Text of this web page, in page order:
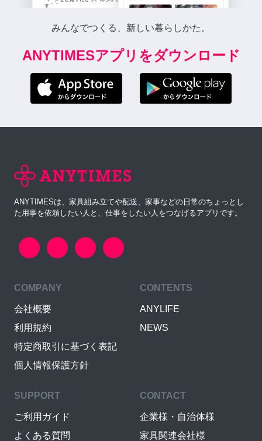
みんなでつくる、新しい暮らしかた。
ANYTIMESアプリをダウンロード
ANYTIMESは、家具組み立てや配送、家事などの日常のちょっとし
た用事を依頼したい人と、仕事をしたい人をつなげるアプリです。
COMPANY
会社概要
利用規約
特定商取引に基づく表記
個人情報保護方針
CONTENTS
ANYLIFE
NEWS
SUPPORT
ご利用ガイド
よくある質問
CONTACT
企業様・自治体様
家具関連会社様